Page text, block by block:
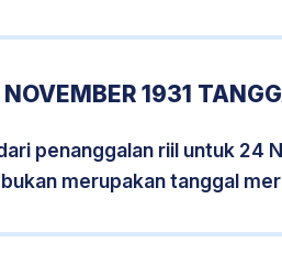
1931
penanggalan riil untuk 24
merupakan tanggal